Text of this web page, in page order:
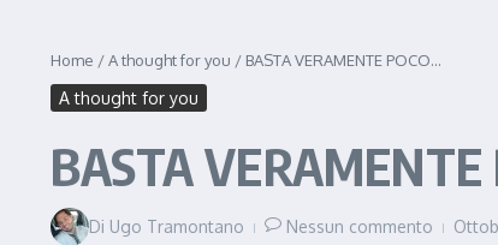
Home /A thought for you / BASTA VERAMENTE POCO…
A thought for you
BASTA VERAMENTE
Di Ugo Tramontano Nessun commento